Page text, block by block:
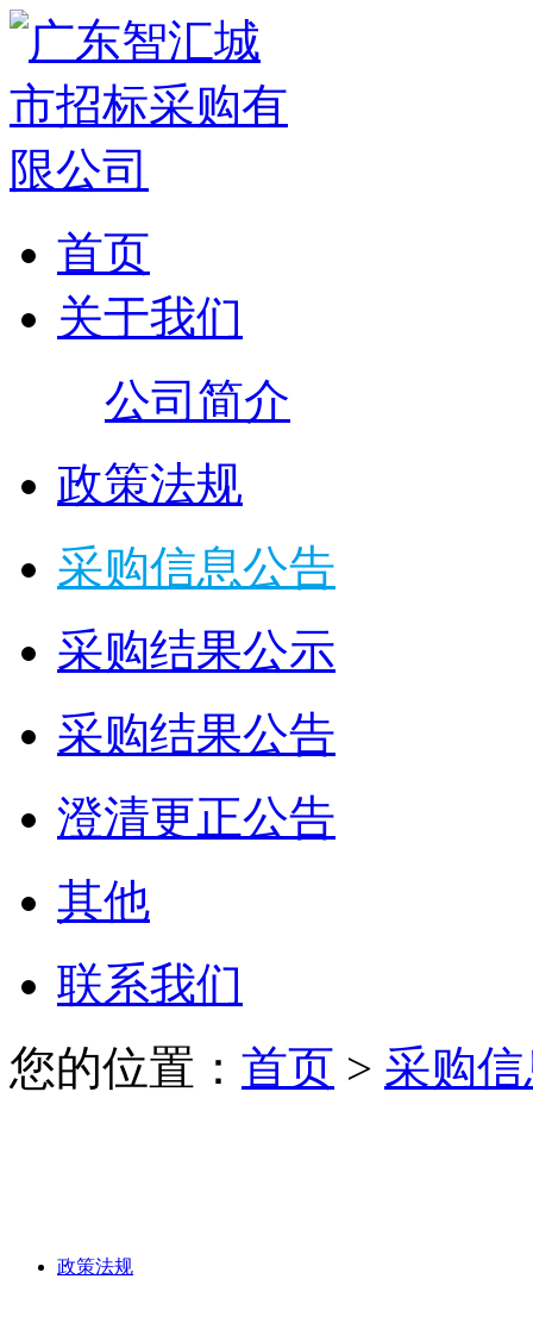
首页
关于我们
公司简介
政策法规
采购信息公告
采购结果公示
采购结果公告
澄清更正公告
其他
联系我们
您的位置： 首页 > 采购
政策法规